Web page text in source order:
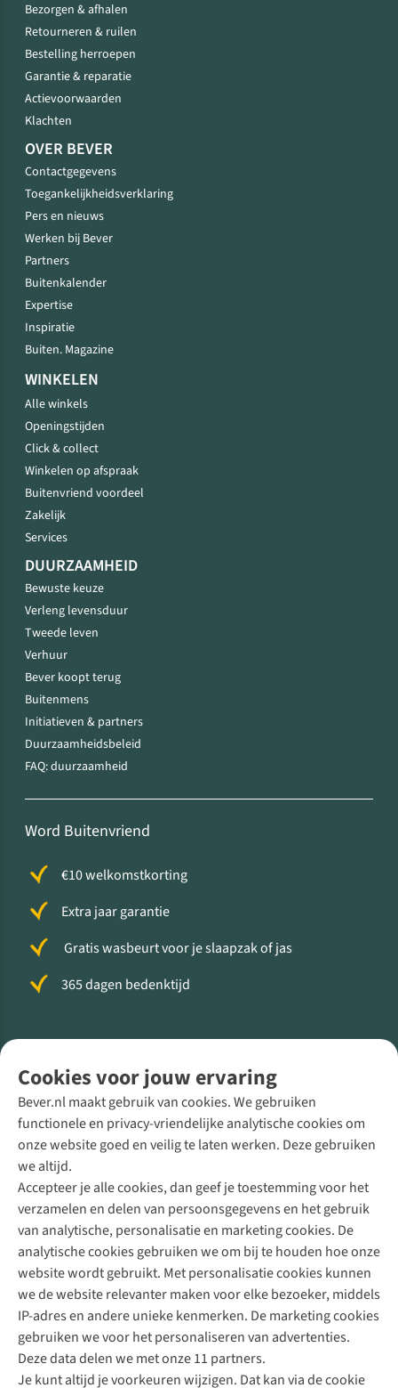
Cookies voor jouw ervaring
Bever.nl maakt gebruik van cookies. We gebruiken
functionele en privacy-vriendelijke analytische cookies om
onze website goed en veilig te laten werken. Deze gebruiken
we altijd.
Accepteer je alle cookies, dan geef je toestemming voor het
verzamelen en delen van persoonsgegevens en het gebruik
van analytische, personalisatie en marketing cookies. De
analytische cookies gebruiken we om bij te houden hoe onze
website wordt gebruikt. Met personalisatie cookies kunnen
we de website relevanter maken voor elke bezoeker, middels
IP-adres en andere unieke kenmerken. De marketing cookies
gebruiken we voor het personaliseren van advertenties.
Deze data delen we met onze 11 partners.
Je kunt altijd je voorkeuren wijzigen. Dat kan via de cookie
Bezorgen & afhalen
Retourneren & ruilen
Bestelling herroepen
Garantie & reparatie
Actievoorwaarden
Klachten
OVER BEVER
Contactgegevens
Toegankelijkheidsverklaring
Pers en nieuws
Werken bij Bever
Partners
Buitenkalender
Expertise
Inspiratie
Buiten. Magazine
WINKELEN
Alle winkels
Openingstijden
Click & collect
Winkelen op afspraak
Buitenvriend voordeel
Zakelijk
Services
DUURZAAMHEID
Bewuste keuze
Verleng levensduur
Tweede leven
Verhuur
Bever koopt terug
Buitenmens
Initiatieven & partners
Duurzaamheidsbeleid
FAQ: duurzaamheid
Word Buitenvriend
€10 welkomstkorting
Extra jaar garantie
Gratis wasbeurt voor je slaapzak of jas
365 dagen bedenktijd
Direct advies van een Buitenexpert
+31 (0)85 888 50 88
+31 6 12 28 49 80
Contactformulier